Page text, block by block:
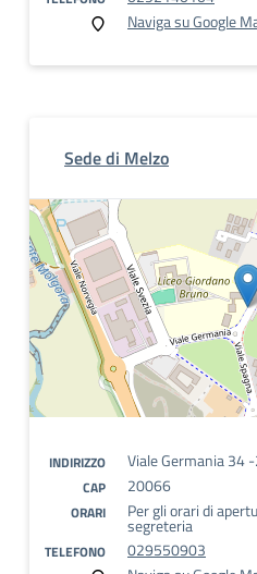
Naviga su Google
Sede di Melzo
INDIRIZZO Viale Germania 34
CAP 20066
ORARI Per gli orari di
segreteria
TELEFONO
029550903